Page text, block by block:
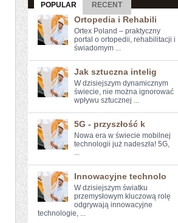
POPULAR RECENT
Ortopedia i Rehabili
Ortex Poland – praktyczny
portal o ortopedii, rehabilitacji i
świadomym ...
Jak sztuczna intelig
W dzisiejszym dynamicznym
świecie, ​nie można​ ignorować
wpływu sztucznej ...
5G - przyszłość k
Nowa era w świecie mobilnej
technologii już nadeszła! 5G,
...
Innowacyjne technolo
W dzisiejszym światku
przemysłowym kluczową rolę
odgrywają innowacyjne
technologie, ...